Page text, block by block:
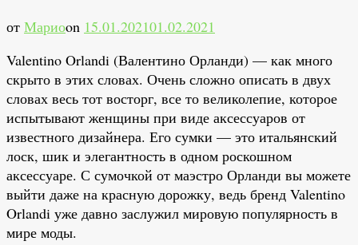
от Мариоon 15.01.202101.02.2021
Valentino Orlandi (Валентино Орланди) — как много
скрыто в этих словах. Очень сложно описать в двух
словах весь тот восторг, все то великолепие, которое
испытывают женщины при виде аксессуаров от
известного дизайнера. Его сумки — это итальянский
лоск, шик и элегантность в одном роскошном
аксессуаре. С сумочкой от маэстро Орланди вы можете
выйти даже на красную дорожку, ведь бренд Valentino
Orlandi уже давно заслужил мировую популярность в
мире моды.